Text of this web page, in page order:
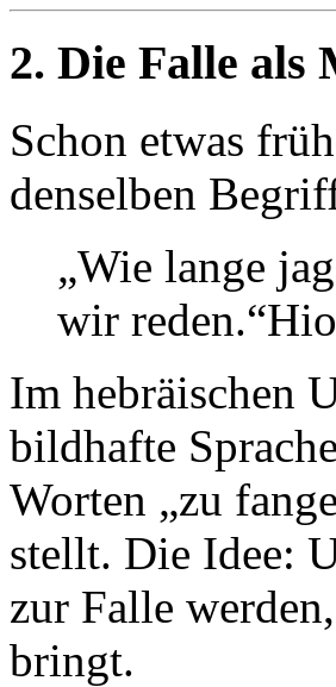
2. Die Falle als
Schon etwas
denselben
„Wie lange
wir
Im hebräischen
bildhafte
Worten „zu
stellt. Die Idee:
zur Falle
bringt.